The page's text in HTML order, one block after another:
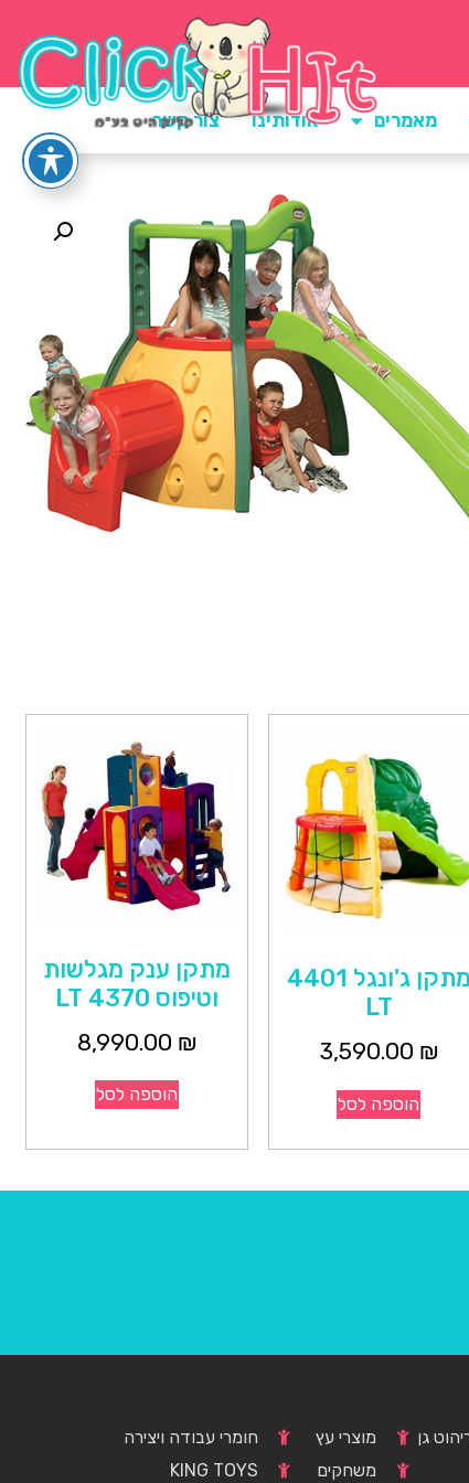
מאמרים אודותינו צור קשר
מתקן ג'ונגל 4401
LT
3,590.00 ₪
הוספה לסל
מתקן ענק מגלשות
וטיפוס 4370 LT
8,990.00 ₪
הוספה לסל
גן
מוצרי עץ
משחקים
חומרי עבודה ויצירה
KING TOYS